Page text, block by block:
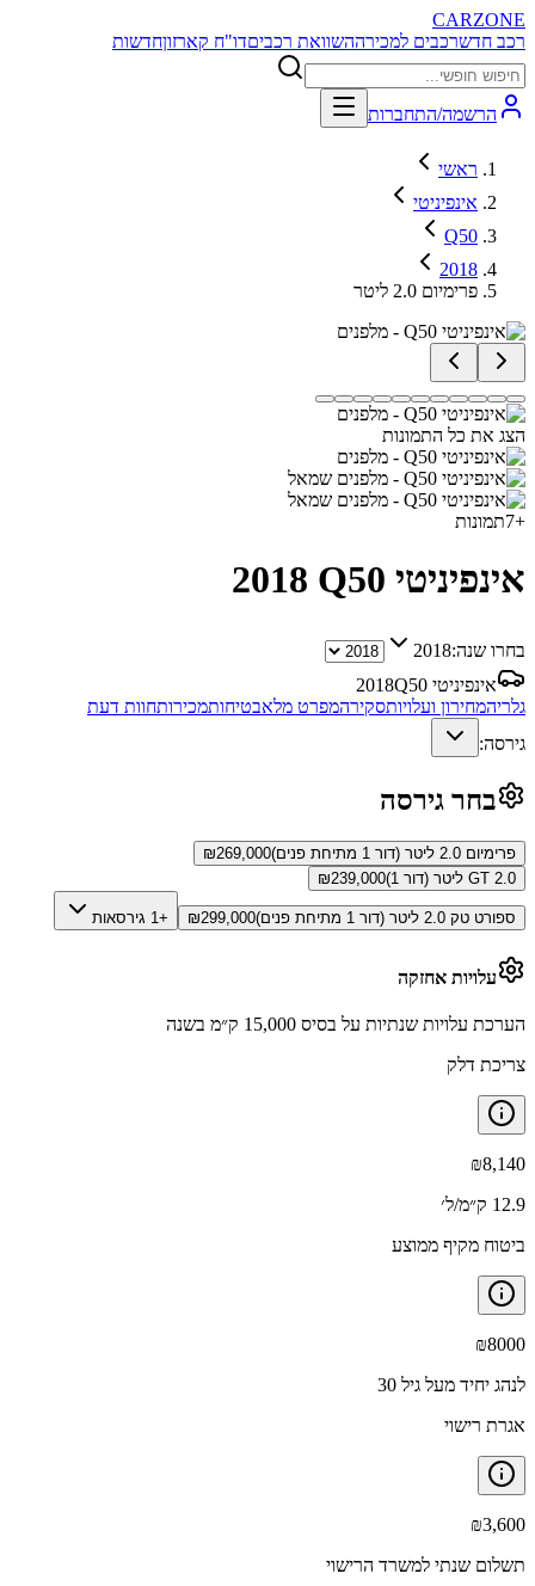
CARZONE
רכב חדשרכבים למכירההשוואת רכביםדו"ח קארזוןחדשות
הרשמה/התחברות
ראשי
אינפיניטי
Q50
2018
פרימיום 2.0 ליטר
הצג את כל התמונות
+
7תמונות
אינפיניטי Q50 2018
בחרו שנה:2018
אינפיניטי Q50
2018
גלריהמחירון ועלויותסקירהמפרט מלאבטיחותמכירותחוות דעת
גירסה:
בחר גירסה
פרימיום 2.0 ליטר (דור 1 מתיחת פנים) ₪269,000
GT 2.0 ליטר (דור 1)
₪239,000
ספורט טק 2.0 ליטר (דור 1 מתיחת פנים) ₪299,000 +1 גירסאות
עלויות אחזקה
הערכת עלויות שנתיות על בסיס 15,000 ק״מ בשנה
צריכת דלק
₪8,140
12.9 ק״מ/ל׳
ביטוח מקיף ממוצע
₪8000
לנהג יחיד מעל גיל 30
אגרת רישוי
₪3,600
תשלום שנתי למשרד הרישוי